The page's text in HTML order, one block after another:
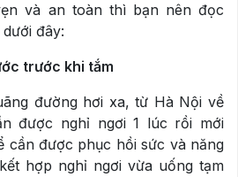
và an toàn thì bạn nên đọc
đây:
trước khi tắm
đường hơi xa, từ Hà Nội về
được nghỉ ngơi 1 lúc rồi mới
cần được phục hồi sức và năng
hợp nghỉ ngơi vừa uống tạm